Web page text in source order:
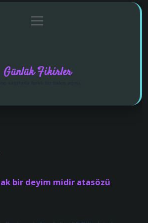
Gizlilik Politikası
menüyü
aç
Günlük Fikirler
bir deyim midir atasözü